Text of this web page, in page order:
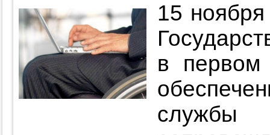
15
в первом